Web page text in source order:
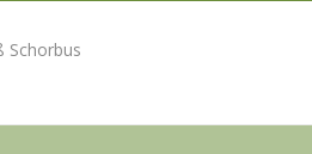
Schorbus